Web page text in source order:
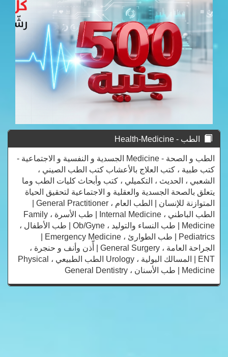
الطب - Health-Medicine
الطب و الصحة - Medicine الجسدية و النفسية و الاجتماعية -
كتب طبية ، كتب العلاج بالأعشاب كتب الطب الصيني ،
الشعبي ، الحديث ، التكميلي ، كتب وأبحاث كليات الطب وما
يتعلق بالصحة الجسدية والعقلية و الاجتماعية لتحقيق الحياة
الطب الباطني ، Internal Medicine | طب الأسرة ، Family
Medicine | طب النساء والتوليد ، Ob/Gyne | طب الأطفال ،
الجراحة العامة ، General Surgery | أّذن وأنف و حنجرة ،
ENT | المسالك البولية ، Urology الطب الطبيعي ، Physical
Medicine | طب الأسنان ، General Dentistry